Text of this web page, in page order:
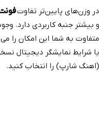
در وزن‌های پایین‌تر تفاوت
و بیشتر جنبه کاربردی دارد.
متفاوت به شما این امکان را
یا شرایط نمایشگر دیجیتال
(اهنگ شارپ) را انتخاب کنید.